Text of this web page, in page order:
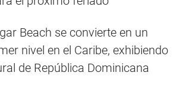
Beach se convierte en un
nivel en el Caribe, exhibiendo
de República Dominicana